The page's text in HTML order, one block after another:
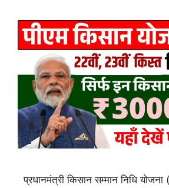
प्रधानमंत्री किसान सम्मान निधि